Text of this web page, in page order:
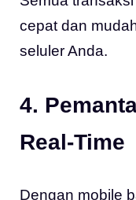
cepat dan
seluler Anda.
4.
Real-Time
Dengan mobile